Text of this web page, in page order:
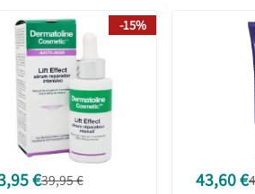
€39,95 €
-15%
43,60 €